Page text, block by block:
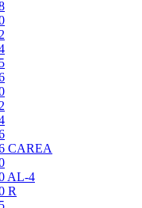
CAREA
AL-4
R